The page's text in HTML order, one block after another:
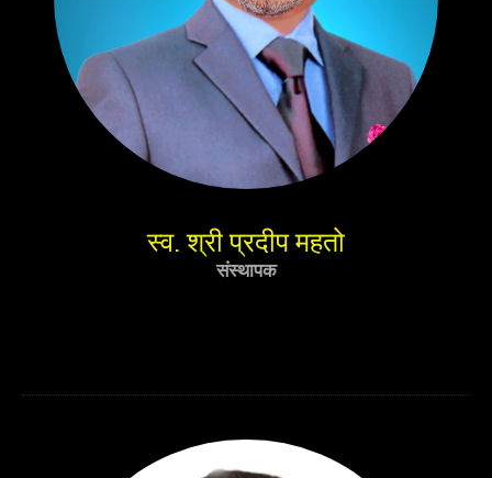
स्व. श्री प्रदीप महतो
संस्थापक